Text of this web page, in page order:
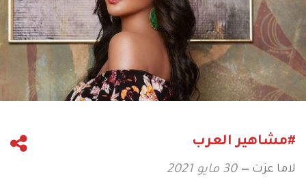
#مشاهير العرب
لاما عزت 30 مايو 2021